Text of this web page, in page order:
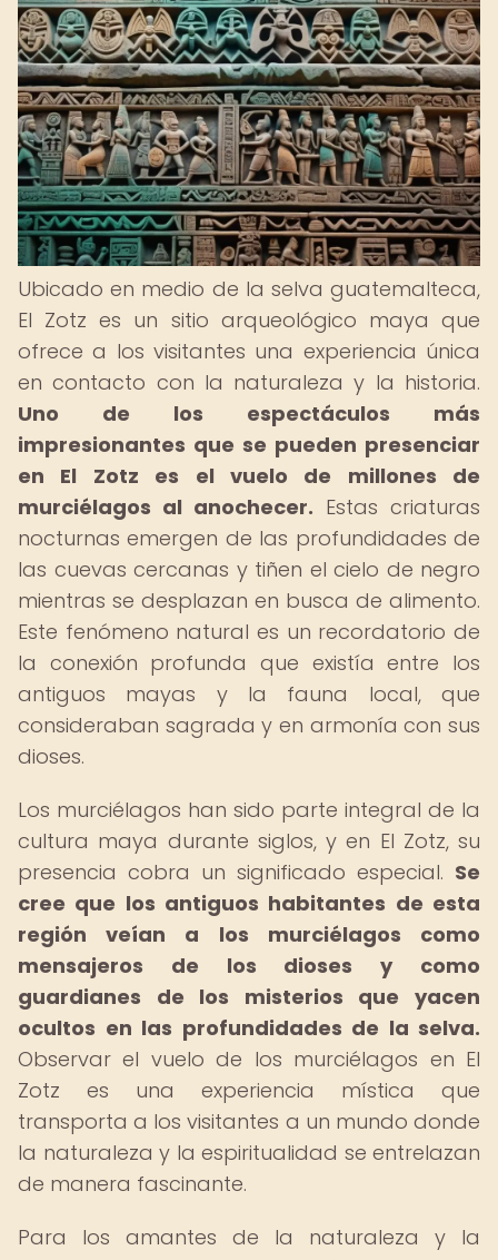
Ubicado en medio de la selva guatemalteca,
El Zotz es un sitio arqueológico maya que
ofrece a los visitantes una experiencia única
en contacto con la naturaleza y la historia.
Uno de los espectáculos más
impresionantes que se pueden presenciar
en El Zotz es el vuelo de millones de
murciélagos al anochecer. Estas criaturas
nocturnas emergen de las profundidades de
las cuevas cercanas y tiñen el cielo de negro
mientras se desplazan en busca de alimento.
Este fenómeno natural es un recordatorio de
la conexión profunda que existía entre los
antiguos mayas y la fauna local, que
consideraban sagrada y en armonía con sus
dioses.
Los murciélagos han sido parte integral de la
cultura maya durante siglos, y en El Zotz, su
presencia cobra un significado especial. Se
cree que los antiguos habitantes de esta
región veían a los murciélagos como
mensajeros de los dioses y como
guardianes de los misterios que yacen
ocultos en las profundidades de la selva.
Observar el vuelo de los murciélagos en El
Zotz es una experiencia mística que
transporta a los visitantes a un mundo donde
la naturaleza y la espiritualidad se entrelazan
de manera fascinante.
Para los amantes de la naturaleza y la